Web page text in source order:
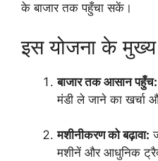
के बाजार तक पहुँचा सकें।
इस योजना के
बाजार तक आसान पहुँच:
मंडी ले जाने का खर्चा
मशीनीकरण को बढ़ावा:
मशीनें और आधुनिक